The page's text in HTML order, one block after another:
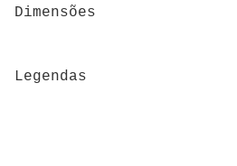
Dimensões
Legendas